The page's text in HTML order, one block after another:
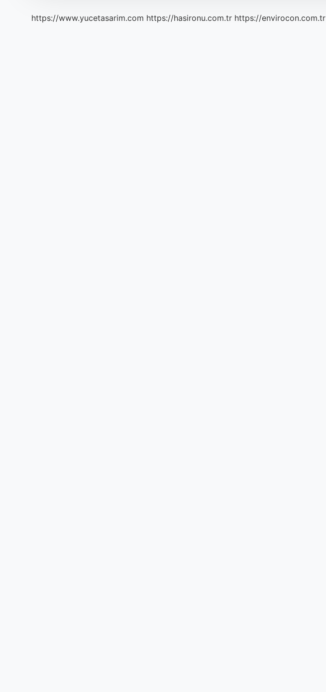
https://www.yucetasarim.com https://hasironu.com.tr https://envirocon.com.tr